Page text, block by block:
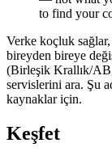
to find your
Verke koçluk
bireyden bireye
(Birleşik Krallık/
servislerini ara. Şu
kaynaklar için.
Keşfet